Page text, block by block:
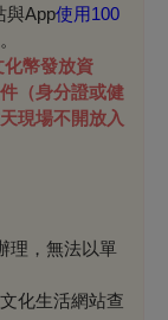
與App使用100
幣發放資
（身分證或健
現場不開放入
理，無法以單
化生活網站查